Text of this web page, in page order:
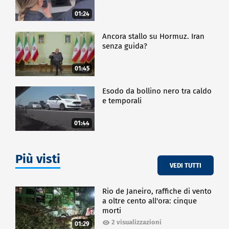
palco però ecco sono ancora nella fase di
premeditazione ma non vedo l'ora poi di entrare più
nella parte pratica".
SPETTACOLO
01:24
01:45
Ancora stallo su Hormuz. Iran
senza guida?
01:44
Esodo da bollino nero tra caldo
e temporali
Più visti VEDI TUTTI
01:29
Rio de Janeiro, raffiche di vento
a oltre cento all'ora: cinque
morti
2 visualizzazioni